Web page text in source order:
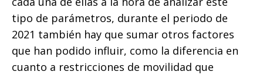
tipo de parámetros, durante el periodo de
2021 también hay que sumar otros factores
que han podido influir, como la diferencia en
cuanto a restricciones de movilidad que